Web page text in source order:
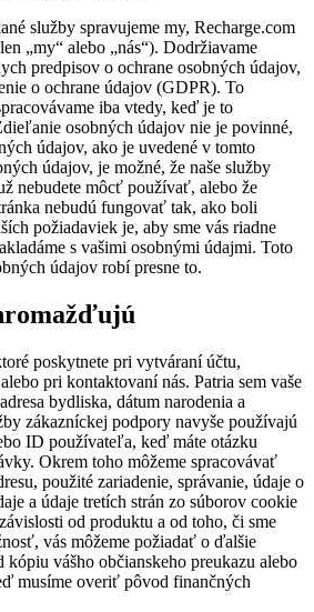
služby spravujeme my, Recharge.com
„my“ alebo „nás“). Dodržiavame
predpisov o ochrane osobných údajov,
o ochrane údajov (GDPR). To
iba vtedy, keď je to
osobných údajov nie je povinné,
údajov, ako je uvedené v tomto
údajov, je možné, že naše služby
nebudete môcť používať, alebo že
nebudú fungovať tak, ako boli
požiadaviek je, aby sme vás riadne
s vašimi osobnými údajmi. Toto
údajov robí presne to.
poskytnete pri vytváraní účtu,
pri kontaktovaní nás. Patria sem vaše
bydliska, dátum narodenia a
zákazníckej podpory navyše používajú
ID používateľa, keď máte otázku
Okrem toho môžeme spracovávať
použité zariadenie, správanie, údaje o
a údaje tretích strán zo súborov cookie
od produktu a od toho, či sme
vás môžeme požiadať o ďalšie
vášho občianskeho preukazu alebo
musíme overiť pôvod finančných